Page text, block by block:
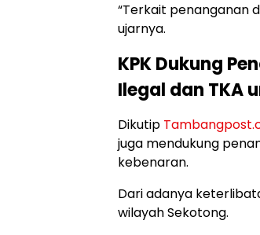
“Terkait penanganan
ujarnya.
KPK Dukung
Ilegal dan TKA
Dikutip
juga mendukung
kebenaran.
Dari adanya
wilayah Sekotong.